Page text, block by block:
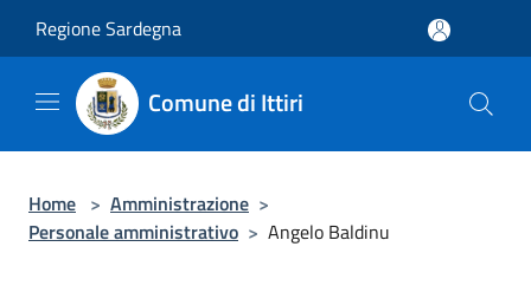
Regione Sardegna
Comune di Ittiri
Home > Amministrazione >
Personale amministrativo > Angelo Baldinu